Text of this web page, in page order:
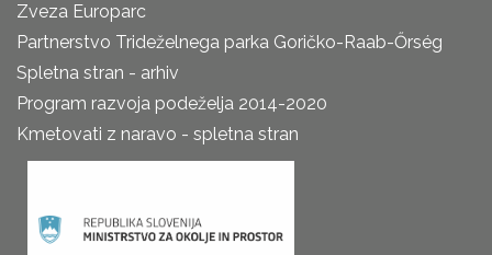
Zveza Europarc
Partnerstvo Trideželnega parka Goričko-Raab-Őrség
Spletna stran - arhiv
Program razvoja podeželja 2014-2020
Kmetovati z naravo - spletna stran